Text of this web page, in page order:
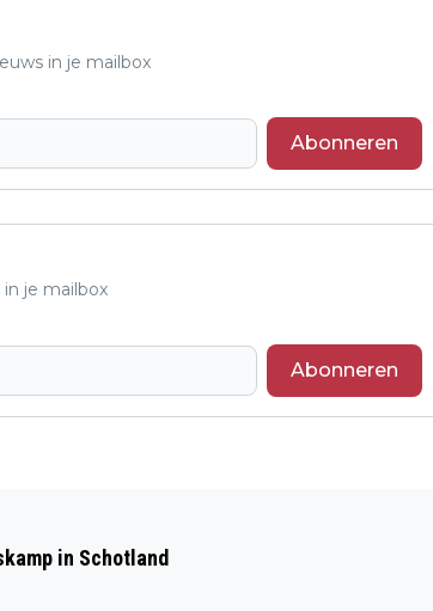
in je mailbox
Abonneren
je mailbox
Abonneren
MUSICI UIT OEKRAÏNE
in Schotland